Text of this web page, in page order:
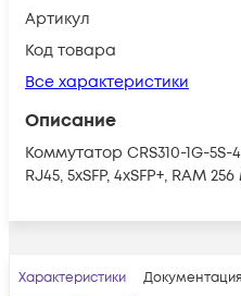
Артикул
Код товара
Все характеристики
Описание
Коммутатор CRS310-1G-5S-
RJ45, 5xSFP, 4xSFP+, RAM
Характеристики